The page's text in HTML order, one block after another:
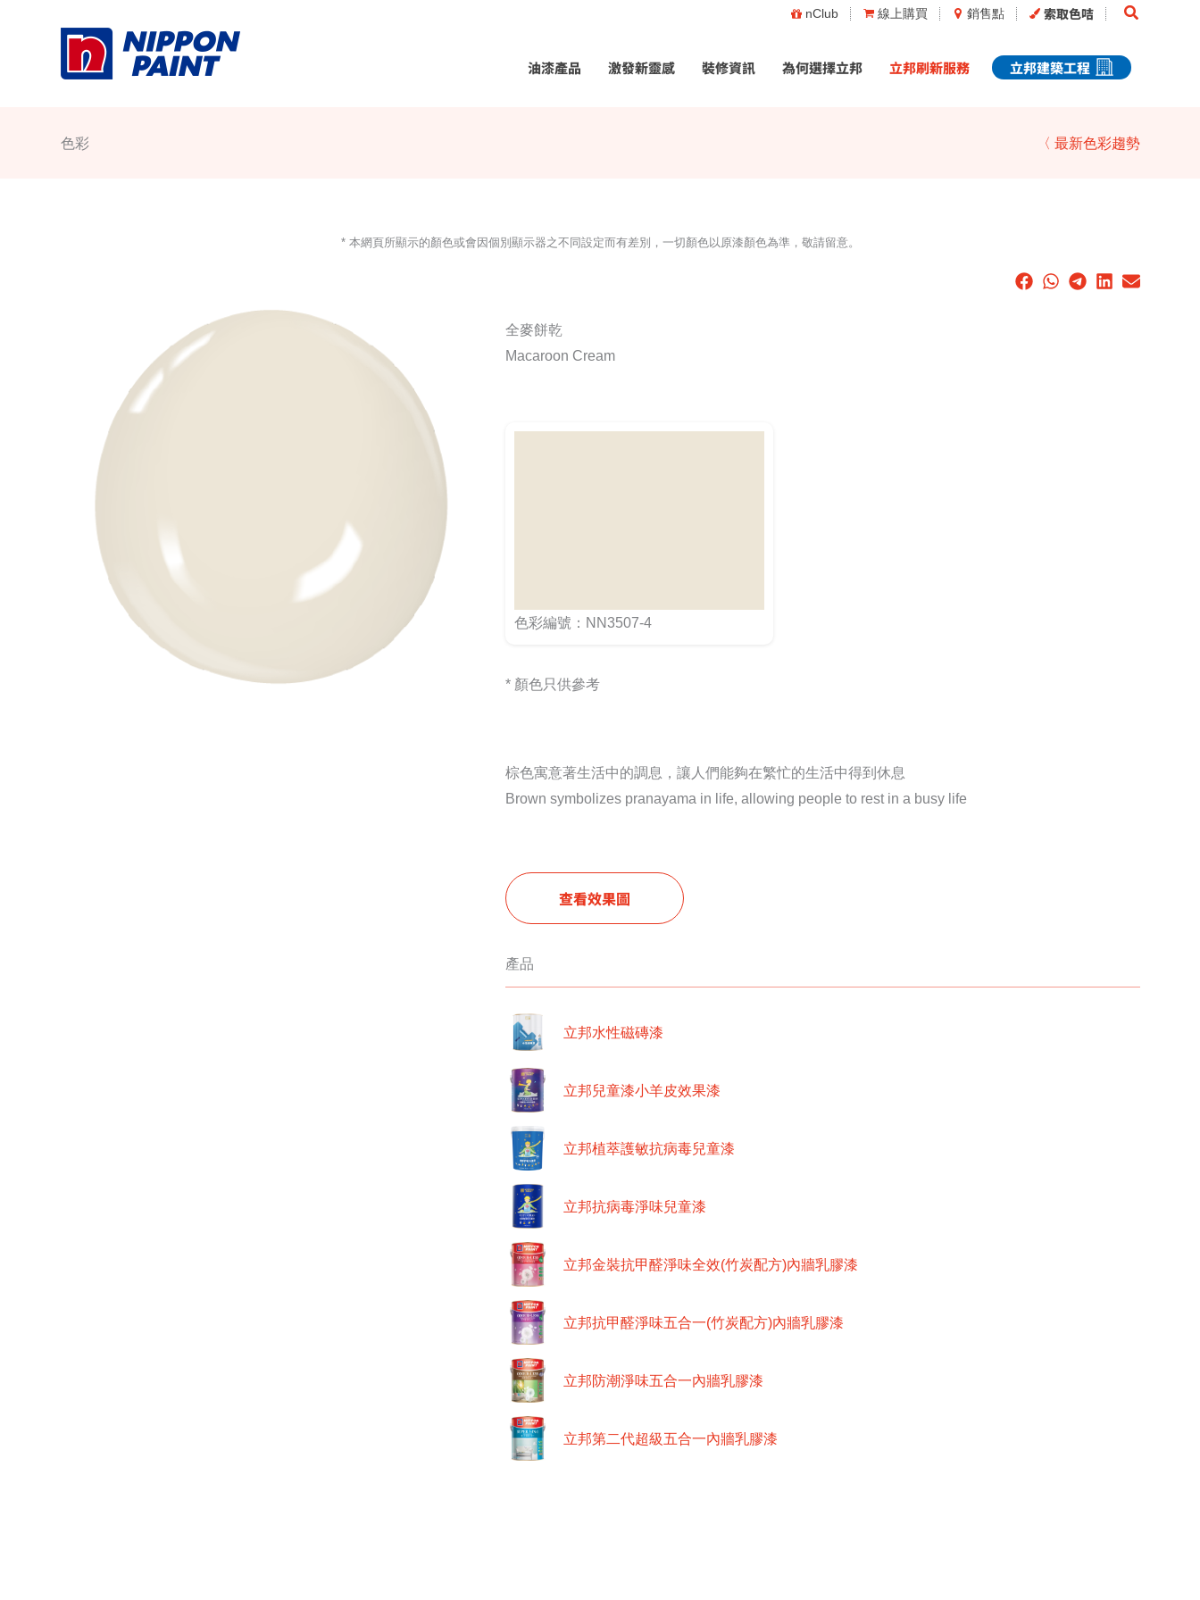
nClub 線上購買 銷售點 索取色咭 Search
油漆產品 激發新靈感 裝修資訊 為何選擇立邦 立邦刷新服務 立邦建築工程
色彩 〈 最新色彩趨勢
* 本網頁所顯示的顏色或會因個別顯示器之不同設定而有差別，一切顏色以原漆顏色為準，敬請留意。
全麥餅乾
Macaroon Cream
色彩編號：NN3507-4
* 顏色只供參考
棕色寓意著生活中的調息，讓人們能夠在繁忙的生活中得到休息
Brown symbolizes pranayama in life, allowing people to rest in a busy life
查看效果圖
產品
立邦水性磁磚漆
立邦兒童漆小羊皮效果漆
立邦植萃護敏抗病毒兒童漆
立邦抗病毒淨味兒童漆
立邦金裝抗甲醛淨味全效(竹炭配方)內牆乳膠漆
立邦抗甲醛淨味五合一(竹炭配方)內牆乳膠漆
立邦防潮淨味五合一內牆乳膠漆
立邦第二代超級五合一內牆乳膠漆